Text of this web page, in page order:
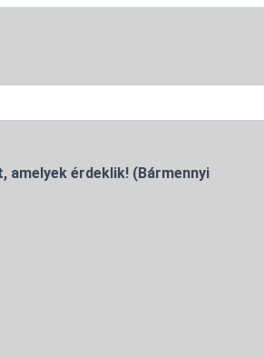
amelyek érdeklik! (Bármennyi